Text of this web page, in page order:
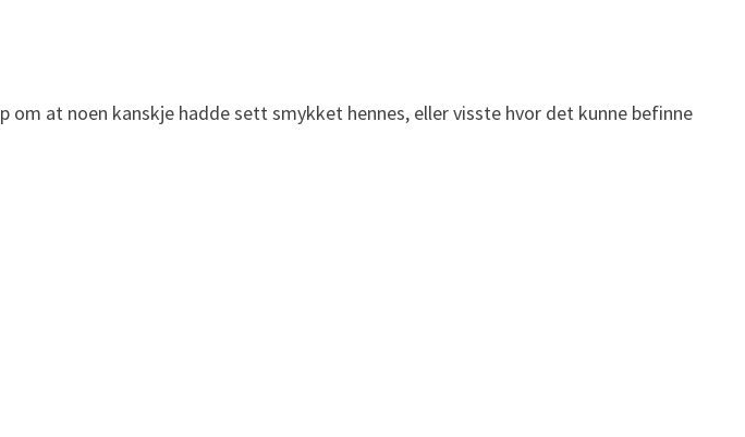
om at noen kanskje hadde sett smykket hennes, eller visste hvor det kunne befinne